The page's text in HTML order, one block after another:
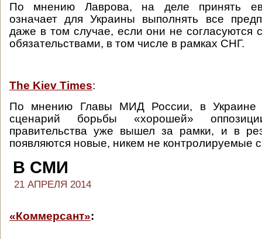
По мнению Лаврова, на деле принять
означает для Украины выполнять все
даже в том случае, если они не
обязательствами, в том числе в рамках СНГ.
The Kiev Times:
По мнению Главы МИД России, в Украине
сценарий борьбы «хорошей»
правительства уже вышел за рамки, и в
появляются новые, никем не контролируемые
В СМИ
21 АПРЕЛЯ 2014
«Коммерсант»: